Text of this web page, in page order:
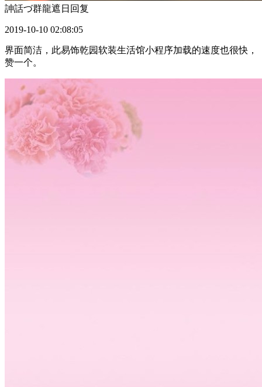
訷話づ群龍遮日 回复
2019-10-10 02:08:05
界面简洁，此易饰乾园软装生活馆小程序加载的速度也很快，
赞一个。